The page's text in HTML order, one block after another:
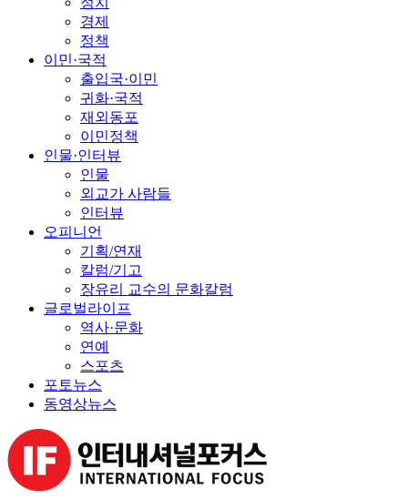
경제
정책
이민·국적
출입국·이민
귀화·국적
재외동포
이민정책
인물·인터뷰
인물
외교가 사람들
인터뷰
오피니언
기획/연재
칼럼/기고
장유리 교수의 문화칼럼
글로벌라이프
역사·문화
연예
스포츠
포토뉴스
동영상뉴스